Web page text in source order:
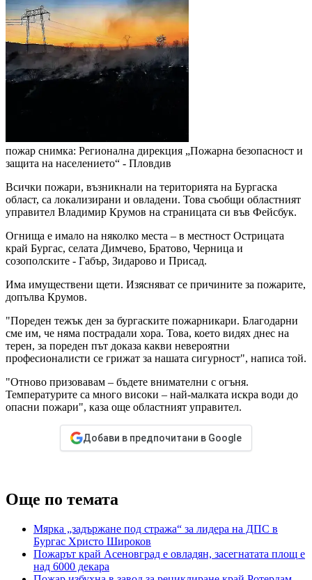
пожар снимка: Регионална дирекция „Пожарна безопасност и
защита на населението“ - Пловдив
Всички пожари, възникнали на територията на Бургаска
област, са локализирани и овладени. Това съобщи областният
управител Владимир Крумов на страницата си във Фейсбук.
Огнища е имало на няколко места – в местност Острицата
край Бургас, селата Димчево, Братово, Черница и
созополските - Габър, Зидарово и Присад.
Има имуществени щети. Изясняват се причините за пожарите,
допълва Крумов.
"Пореден тежък ден за бургаските пожарникари. Благодарни
сме им, че няма пострадали хора. Това, което видях днес на
терен, за пореден път доказа какви невероятни
професионалисти се грижат за нашата сигурност", написа той.
"Отново призовавам – бъдете внимателни с огъня.
Температурите са много високи – най-малката искра води до
опасни пожари", каза още областният управител.
Добави в предпочитани в Google
Още по темата
Мярка „задържане под стража“ за лидера на ДПС в
Бургас Христо Широков
Пожарът край Асеновград е овладян, засегнатата площ е
над 6000 декара